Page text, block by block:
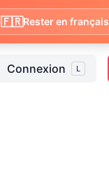
Connexion L
🇫🇷Rester en français